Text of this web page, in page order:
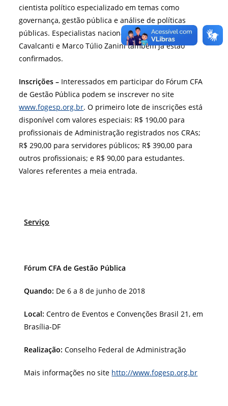
cientista político especializado em temas como
governança, gestão pública e análise de políticas
públicas. Especialistas nacionais como Bianor
Cavalcanti e Marco Túlio Zanini também já estão
confirmados.
Inscrições – Interessados em participar do Fórum CFA
de Gestão Pública podem se inscrever no site
www.fogesp.org.br. O primeiro lote de inscrições está
disponível com valores especiais: R$ 190,00 para
profissionais de Administração registrados nos CRAs;
R$ 290,00 para servidores públicos; R$ 390,00 para
outros profissionais; e R$ 90,00 para estudantes.
Valores referentes a meia entrada.
Serviço
Fórum CFA de Gestão Pública
Quando: De 6 a 8 de junho de 2018
Local: Centro de Eventos e Convenções Brasil 21, em
Brasília-DF
Realização: Conselho Federal de Administração
Mais informações no site http://www.fogesp.org.br